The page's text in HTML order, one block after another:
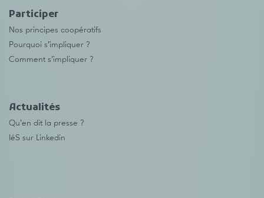
Participer
Nos principes coopératifs
Pourquoi s’impliquer ?
Comment s’impliquer ?
Actualités
Qu’en dit la presse ?
IéS sur Linkedin